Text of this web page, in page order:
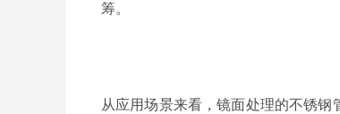
筹。
从应用场景来看，镜面处理的不锈